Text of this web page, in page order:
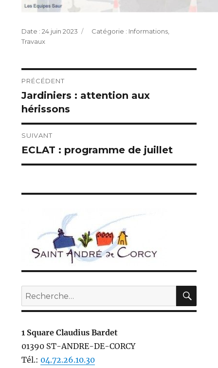
Publié
le
24 juin 2023 Catégories
Informations,
Travaux
Navigation
de
l’article
PRÉCÉDENT
Publication
précédente :
Jardiniers : attention aux
hérissons
SUIVANT
Publication
suivante :
ECLAT : programme de juillet
Recherche
pour :
1 Square Claudius Bardet
01390 ST-ANDRE-DE-CORCY
Tél.: 04.72.26.10.30